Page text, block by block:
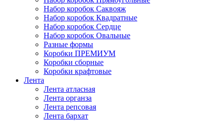
Набор коробок Саквояж
Набор коробок Квадратные
Набор коробок Сердце
Набор коробок Овальные
Разные формы
Коробки ПРЕМИУМ
Коробки сборные
Коробки крафтовые
Лента
Лента атласная
Лента органза
Лента репсовая
Лента бархат